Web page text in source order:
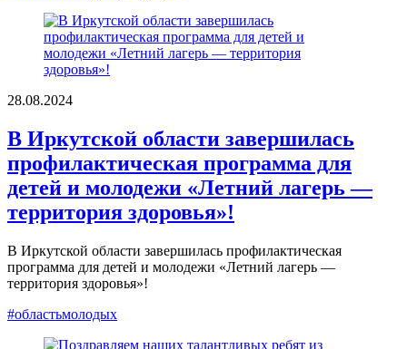
28.08.2024
В Иркутской области завершилась
профилактическая программа для
детей и молодежи «Летний лагерь —
территория здоровья»!
В Иркутской области завершилась профилактическая
программа для детей и молодежи «Летний лагерь —
территория здоровья»!
#областьмолодых